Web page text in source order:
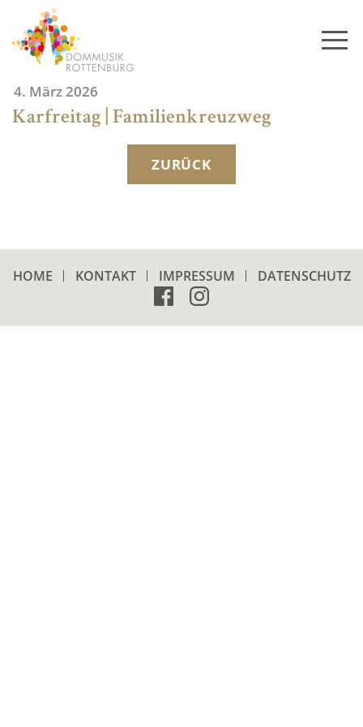
content
4. März 2026
Karfreitag | Familienkreuzweg
ZURÜCK
HOME KONTAKT IMPRESSUM DATENSCHUTZ